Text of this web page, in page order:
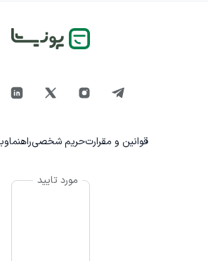
قوانین و مقرارتحریم شخصیراهنما
مورد تایید